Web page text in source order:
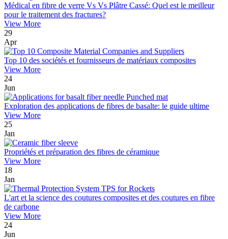
Médical en fibre de verre Vs Vs Plâtre Cassé: Quel est le meilleur
pour le traitement des fractures?
View More
29
Apr
Top 10 des sociétés et fournisseurs de matériaux composites
View More
24
Jun
Exploration des applications de fibres de basalte: le guide ultime
View More
25
Jan
Propriétés et préparation des fibres de céramique
View More
18
Jan
L'art et la science des coutures composites et des coutures en fibre
de carbone
View More
24
Jun